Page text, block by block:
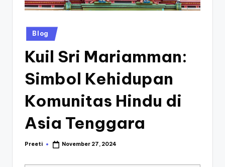
Posted
in
Blog
Kuil Sri Mariamman:
Simbol Kehidupan
Komunitas Hindu di
Asia Tenggara
Posted
Preeti November 27, 2024